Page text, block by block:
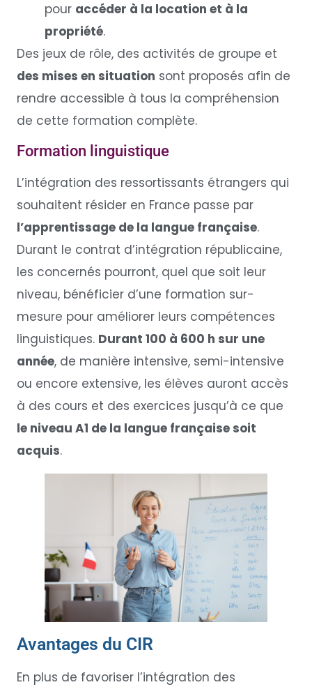
pour accéder à la location et à la
propriété.
Des jeux de rôle, des activités de groupe et
des mises en situation sont proposés afin de
rendre accessible à tous la compréhension
de cette formation complète.
Formation linguistique
L’intégration des ressortissants étrangers qui
souhaitent résider en France passe par
l’apprentissage de la langue française.
Durant le contrat d’intégration républicaine,
les concernés pourront, quel que soit leur
niveau, bénéficier d’une formation sur-
mesure pour améliorer leurs compétences
linguistiques. Durant 100 à 600 h sur une
année, de manière intensive, semi-intensive
ou encore extensive, les élèves auront accès
à des cours et des exercices jusqu’à ce que
le niveau A1 de la langue française soit
acquis.
Avantages du CIR
En plus de favoriser l’intégration des